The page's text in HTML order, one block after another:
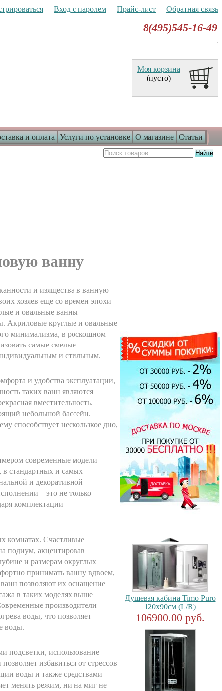
и оплата Услуги по установке О магазине Статьи
Вход с паролем Прайс-лист Обратная связь
8(495)545-16-49
Моя корзина
(пусто)
ванну
и изящества в ванную
хозяев еще со времен эпохи
и овальные ванны
Акриловые круглые и овальные
минимализма, в роскошном
самые смелые
и стильным.
и удобства эксплуатации,
таких ванн являются
вместительность.
небольшой бассейн.
способствует нескользкое дно,
современные модели
стандартных и самых
и декоративной
– это не только
комплектации
комнатах. Счастливые
подиум, акцентировав
и размерам округлых
принимать ванну вдвоем,
позволяют их оснащение
в таких моделях выше
производители
воды, что позволяет
воды.
подсветки, использование
избавиться от стрессов
воды и также средствами
менять режим, ни на миг не
Душевая кабина Timo Puro
120x90см (L/R)
106900.00 руб.